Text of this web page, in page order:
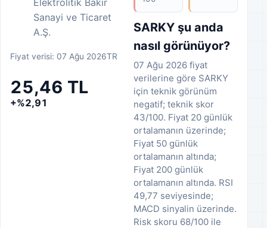
Sanayi ve Ticaret
A.Ş.
Fiyat verisi: 07 Ağu 2026TR
25,46 TL
+%2,91
SARKY şu anda
nasıl görünüyor?
07 Ağu 2026 fiyat
verilerine göre SARKY
için teknik görünüm
negatif; teknik skor
43/100. Fiyat 20 günlük
ortalamanın üzerinde;
Fiyat 50 günlük
ortalamanın altında;
Fiyat 200 günlük
ortalamanın altında. RSI
49,77 seviyesinde;
MACD sinyalin üzerinde.
Risk skoru 68/100 ile